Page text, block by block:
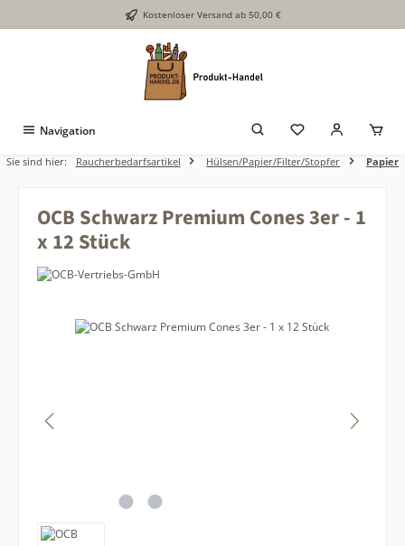
Zum Hauptinhalt springen Kostenloser Versand ab 50,00 €
Navigation
Sie sind hier: Raucherbedarfsartikel Hülsen/Papier/Filter/Stopfer Papier
OCB Schwarz Premium Cones 3er - 1
x 12 Stück
Bildergalerie überspringen